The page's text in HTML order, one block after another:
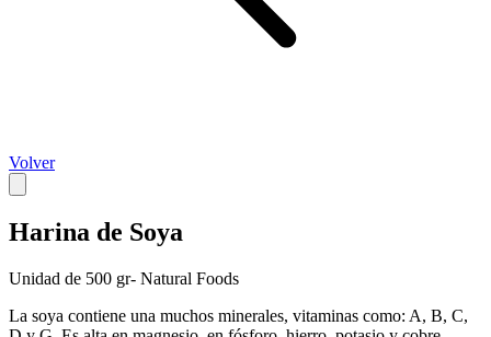
Volver
Harina de Soya
Unidad de 500 gr- Natural Foods
La soya contiene una muchos minerales, vitaminas como: A, B, C,